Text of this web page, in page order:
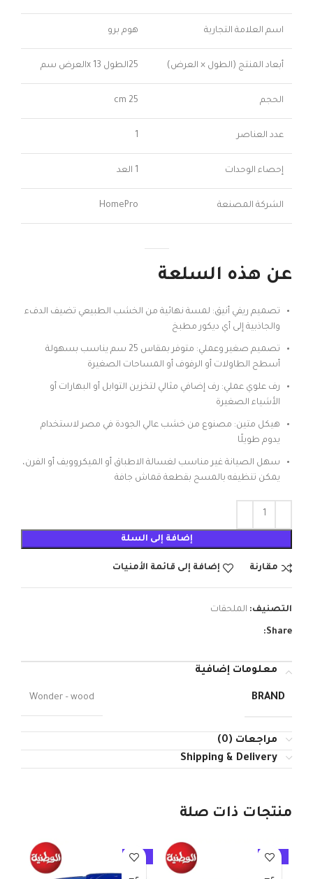
اسم العلامة التجارية هوم برو
أبعاد المنتج (الطول × العرض) 25الطول x 13العرض سم
الحجم 25 cm
عدد العناصر 1
إحصاء الوحدات 1 العد
الشركة المصنعة HomePro
عن هذه السلعة
تصميم ريفي أنيق: لمسة نهائية من الخشب الطبيعي تضيف الدفء
والجاذبية إلى أي ديكور مطبخ
تصميم صغير وعملي: متوفر بمقاس 25 سم يناسب بسهولة
أسطح الطاولات أو الرفوف أو المساحات الصغيرة
رف علوي عملي: رف إضافي مثالي لتخزين التوابل أو البهارات أو
الأشياء الصغيرة
هيكل متين: مصنوع من خشب عالي الجودة في مصر لاستخدام
يدوم طويلًا
سهل الصيانة غير مناسب لغسالة الاطباق أو الميكروويف أو الفرن،
يمكن تنظيفه بالمسح بقطعة قماش جافة
إضافة إلى السلة
مقارنة إضافة إلى قائمة الأمنيات
التصنيف: الملحقات
Share:
معلومات إضافية
BRAND
Wonder – wood
مراجعات (0)
Shipping & Delivery
منتجات ذات صلة
-10%
-10%